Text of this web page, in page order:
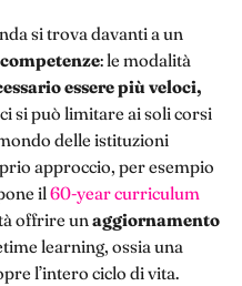
si trova davanti a un
: le modalità
essere più veloci,
si può limitare ai soli corsi
delle istituzioni
approccio, per esempio
il60-year curriculum
offrire unaggiornamento
learning, ossia una
l’intero ciclo di vita.